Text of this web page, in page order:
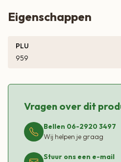
Eigenschappen
PLU
959
Vragen over dit
Bellen 06-2920 3497
Wij helpen je graag
Stuur ons een e-mail